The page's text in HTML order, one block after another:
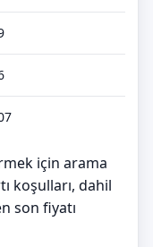
için arama
koşulları, dahil
son fiyatı